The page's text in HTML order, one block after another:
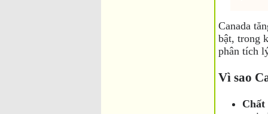
Canada
bật, trong
phân tích
Vì sao
Chất